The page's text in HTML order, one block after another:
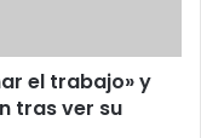
el trabajo» y
tras ver su